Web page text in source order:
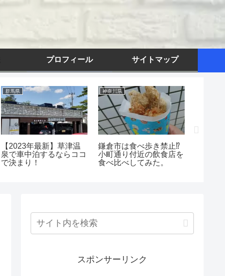
プロフィール サイトマップ
群馬県
【2023年最新】草津温
泉で車中泊するならココ
で決まり！
神奈川県
鎌倉市は食べ歩き禁止⁉
小町通り付近の飲食店を
食べ比べしてみた。
スポンサーリンク